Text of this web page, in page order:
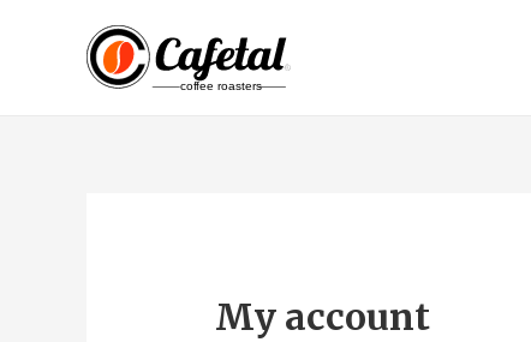
My account